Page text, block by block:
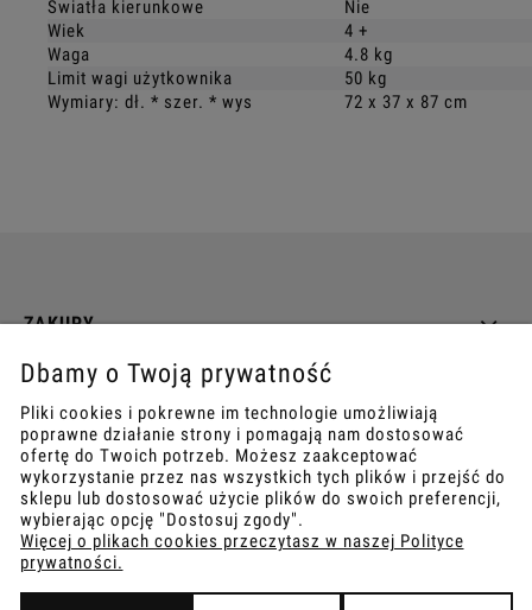
Swiatła kierunkowe
Nie
Wiek
4 +
Waga
4.8 kg
Limit wagi użytkownika
50 kg
Wymiary: dł. * szer. * wys
72 x 37 x 87 cm
ZAKUPY
INFO
REGULAMINY
COPYRIGHT © 2021
TEMPISH.WYKONANIE:BOMBARDIER.PRO
Dbamy o Twoją prywatność
Pliki cookies i pokrewne im technologie umożliwiają
poprawne działanie strony i pomagają nam dostosować
ofertę do Twoich potrzeb. Możesz zaakceptować
wykorzystanie przez nas wszystkich tych plików i przejść do
sklepu lub dostosować użycie plików do swoich preferencji,
wybierając opcję "Dostosuj zgody".
Więcej o plikach cookies przeczytasz w naszej Polityce
prywatności.